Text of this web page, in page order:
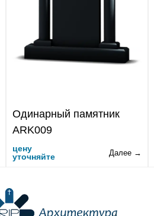
Одинарный памятник
ARK009
цену
уточняйте
Далее →